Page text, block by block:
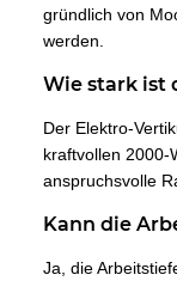
gründlich von
werden.
Wie stark ist
Der Elektro-
kraftvollen 2000-
anspruchsvolle
Kann die
Ja, die